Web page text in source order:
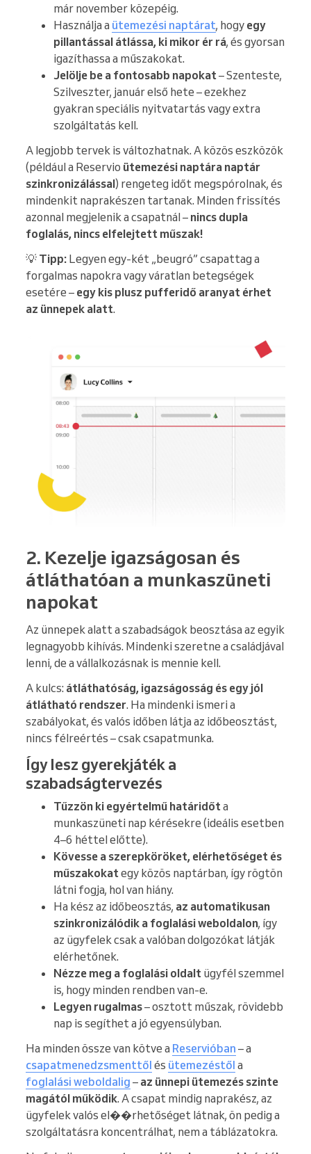
már november közepéig.
Használja a ütemezési naptárat, hogy egy
pillantással átlássa, ki mikor ér rá, és gyorsan
igazíthassa a műszakokat.
Jelölje be a fontosabb napokat– Szenteste,
Szilveszter, január első hete – ezekhez
gyakran speciális nyitvatartás vagy extra
szolgáltatás kell.
A legjobb tervek is változhatnak. A közös eszközök
(például a Reservio ütemezési naptára naptár
szinkronizálással) rengeteg időt megspórolnak, és
mindenkit naprakészen tartanak. Minden frissítés
azonnal megjelenik a csapatnál – nincs dupla
foglalás, nincs elfelejtett műszak!
💡 Tipp: Legyen egy-két „beugró” csapattag a
forgalmas napokra vagy váratlan betegségek
esetére – egy kis plusz pufferidő aranyat érhet
az ünnepek alatt.
2. Kezelje igazságosan és
átláthatóan a munkaszüneti
napokat
Az ünnepek alatt a szabadságok beosztása az egyik
legnagyobb kihívás. Mindenki szeretne a családjával
lenni, de a vállalkozásnak is mennie kell.
A kulcs: átláthatóság, igazságosság és egy jól
átlátható rendszer. Ha mindenki ismeri a
szabályokat, és valós időben látja az időbeosztást,
nincs félreértés – csak csapatmunka.
Így lesz gyerekjáték a
szabadságtervezés
Tűzzön ki egyértelmű határidőt a
munkaszüneti nap kérésekre (ideális esetben
4–6 héttel előtte).
Kövesse a szerepköröket, elérhetőséget és
műszakokat egy közös naptárban, így rögtön
látni fogja, hol van hiány.
Ha kész az időbeosztás, az automatikusan
szinkronizálódik a foglalási weboldalon, így
az ügyfelek csak a valóban dolgozókat látják
elérhetőnek.
Nézze meg a foglalási oldalt ügyfél szemmel
is, hogy minden rendben van-e.
Legyen rugalmas– osztott műszak, rövidebb
nap is segíthet a jó egyensúlyban.
Ha minden össze van kötve a Reservióban – a
csapatmenedzsmenttől és ütemezéstől a
foglalási weboldalig – az ünnepi ütemezés szinte
magától működik. A csapat mindig naprakész, az
ügyfelek valós el��rhetőséget látnak, ön pedig a
szolgáltatásra koncentrálhat, nem a táblázatokra.